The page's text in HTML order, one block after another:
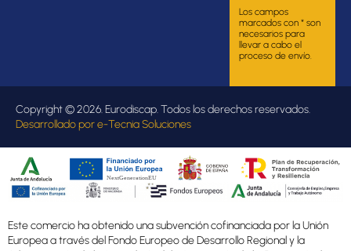
Los campos
marcados con * son
necesarios para
llevar a cabo el
proceso de envío.
Copyright © 2026. Eurodiscap. Todos los derechos reservados.
Desarrollado pore-Tecnia Soluciones
Este comercio ha obtenido una subvención cofinanciada por la Unión
Europea a través del Fondo Europeo de Desarrollo Regional y la